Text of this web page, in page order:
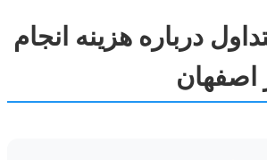
درباره هزینه انجام
اصفهان